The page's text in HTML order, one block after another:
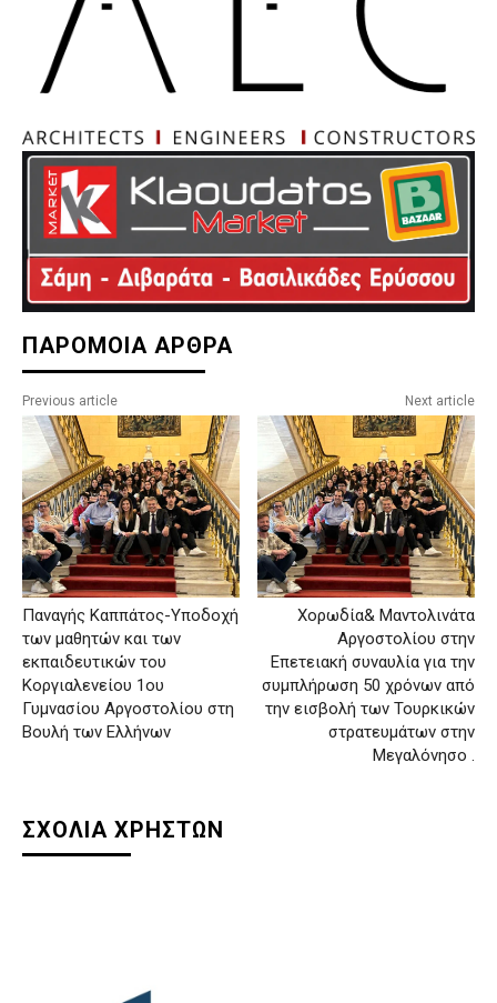
ΠΑΡΟΜΟΙΑ ΑΡΘΡΑ
Previous article
Παναγής Καππάτος-Υποδοχή
των μαθητών και των
εκπαιδευτικών του
Κοργιαλενείου 1ου
Γυμνασίου Αργοστολίου στη
Βουλή των Ελλήνων
Next article
Χορωδία& Μαντολινάτα
Αργοστολίου στην
Επετειακή συναυλία για την
συμπλήρωση 50 χρόνων από
την εισβολή των Τουρκικών
στρατευμάτων στην
Μεγαλόνησο .
ΣΧΟΛΙΑ ΧΡΗΣΤΩΝ